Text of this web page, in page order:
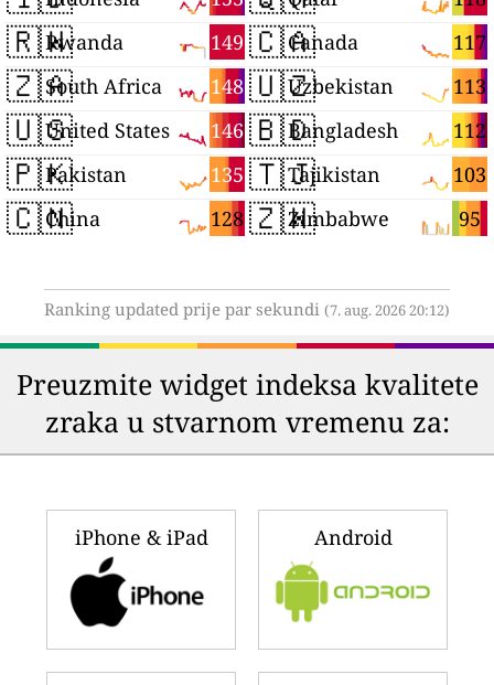
🇷🇼 149
Rwanda
🇿🇦 148
South Africa
🇺🇸 146
United States
🇵🇰 135
Pakistan
🇨🇳 128
China
🇨🇦 117
Canada
🇺🇿 113
Uzbekistan
🇧🇩 112
Bangladesh
🇹🇯 103
Tajikistan
🇿🇼 95
Zimbabwe
Ranking updated prije par sekundi (7. aug. 2026 20:12)
Preuzmite widget indeksa kvalitete
zraka u stvarnom vremenu za:
iPhone & iPad Android